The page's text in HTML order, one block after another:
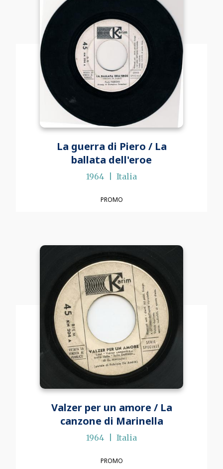
La guerra di Piero / La
ballata dell'eroe
1964 Italia
PROMO
Valzer per un amore / La
canzone di Marinella
1964 Italia
PROMO